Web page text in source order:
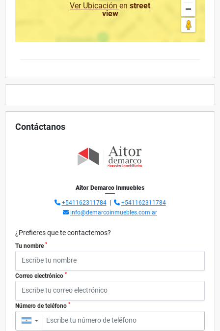
Ver Ubicación en street
view
Contáctanos
Aitor Demarco Inmuebles
+541162311784|
+541162311784
info@demarcoinmuebles.com.ar
¿Prefieres que te contactemos?
Tu nombre *
Correo electrónico *
Número de teléfono *
▼